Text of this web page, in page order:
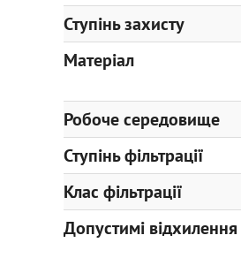
Ступінь захисту
Матеріал
Робоче середовище
Ступінь фільтрації
Клас фільтрації
Допустимі